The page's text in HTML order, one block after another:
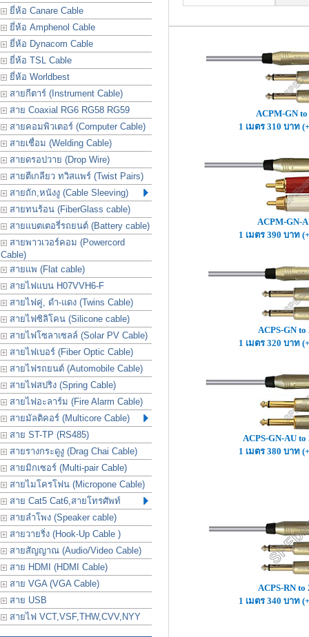
ยี่ห้อ Canare Cable
ยี่ห้อ Amphenol Cable
ยี่ห้อ Dynacom Cable
ยี่ห้อ TSL Cable
ยี่ห้อ Worldbest
สายกีตาร์ (Instrument Cable)
สาย Coaxial RG6 RG58 RG59
สายคอมพิวเตอร์ (Computer Cable)
สายเชื่อม (Welding Cable)
สายดรอปวาย (Drop Wire)
สายตีเกลียว ทวิสแพร์ (Twist Pairs)
สายถัก,หนังงู (Cable Sleeving)
สายทนร้อน (FiberGlass cable)
สายแบตเตอรี่รถยนต์ (Battery cable)
สายพาวเวอร์คอม (Powercord
Cable)
สายแพ (Flat cable)
สายไฟแบน H07VVH6-F
สายไฟคู่, ดำ-แดง (Twins Cable)
สายไฟซิลิโคน (Silicone cable)
สายไฟโซลาเซลล์ (Solar PV Cable)
สายไฟเบอร์ (Fiber Optic Cable)
สายไฟรถยนต์ (Automobile Cable)
สายไฟสปริง (Spring Cable)
สายไฟอะลาร์ม (Fire Alarm Cable)
สายมัลติคอร์ (Multicore Cable)
สาย ST-TP (RS485)
สายรางกระดูงู (Drag Chai Cable)
สายมิกเซอร์ (Multi-pair Cable)
สายไมโครโฟน (Micropone Cable)
สาย Cat5 Cat6,สายโทรศัพท์
สายลำโพง (Speaker cable)
สายวายริ่ง (Hook-Up Cable )
สายสัญญาณ (Audio/Video Cable)
สาย HDMI (HDMI Cable)
สาย VGA (VGA Cable)
สาย USB
สายไฟ VCT,VSF,THW,CVV,NYY
ACPM-GN
1 เมตร 310 บาท
ACPM-GN-
1 เมตร 390 บาท
ACPS-GN
1 เมตร 320 บาท
ACPS-GN-AU
1 เมตร 380 บาท
ACPS-RN
1 เมตร 340 บาท